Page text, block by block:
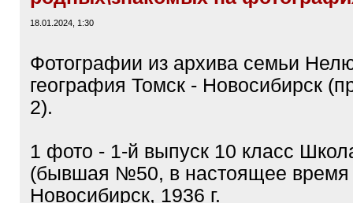
родных\знакомых на
18.01.2024, 1:30